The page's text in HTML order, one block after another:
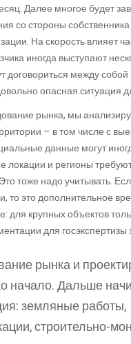
Далее многое будет
со стороны
На скорость влияет
иногда выступают
договориться между
опасная ситуация
рынка, мы
– в том числе с
данные могут
локации и регионы
тоже надо учитывать.
то это дополнительное
для крупных объектов
для
рынка и
начало. Дальше
земляные работы,
строительно-